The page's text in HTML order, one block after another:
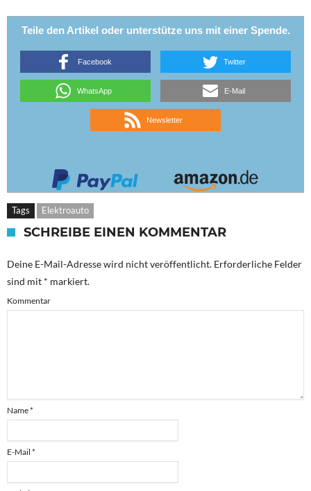
Teile den Artikel oder unterstütze uns mit einer Spende.
Facebook Twitter
WhatsApp E-Mail
Newsletter
Tags Elektroauto
SCHREIBE EINEN KOMMENTAR
Deine E-Mail-Adresse wird nicht veröffentlicht. Erforderliche Felder
sind mit * markiert.
Kommentar
Name*
E-Mail *